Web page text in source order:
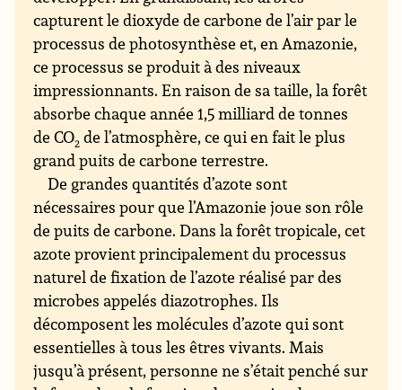
capturent le dioxyde de carbone de l’air par le
processus de photosynthèse et, en Amazonie,
ce processus se produit à des niveaux
impressionnants. En raison de sa taille, la forêt
absorbe chaque année 1,5 milliard de tonnes
de CO2 de l’atmosphère, ce qui en fait le plus
grand puits de carbone terrestre.
De grandes quantités d’azote sont
nécessaires pour que l’Amazonie joue son rôle
de puits de carbone. Dans la forêt tropicale, cet
azote provient principalement du processus
naturel de fixation de l’azote réalisé par des
microbes appelés diazotrophes. Ils
décomposent les molécules d’azote qui sont
essentielles à tous les êtres vivants. Mais
jusqu’à présent, personne ne s’était penché sur